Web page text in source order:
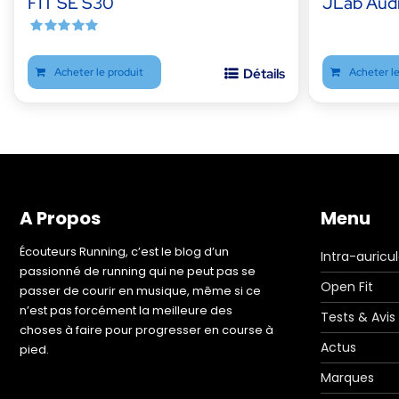
Acheter le produit Détails Acheter
A Propos
Écouteurs Running, c’est le blog d’un
passionné de running qui ne peut pas se
passer de courir en musique, même si ce
n’est pas forcément la meilleure des
choses à faire pour progresser en course à
pied.
Menu
Intra-
Open Fit
Tests & Avis
Actus
Marques